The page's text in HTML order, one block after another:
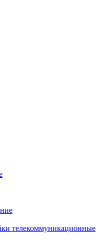
телекоммуникационные